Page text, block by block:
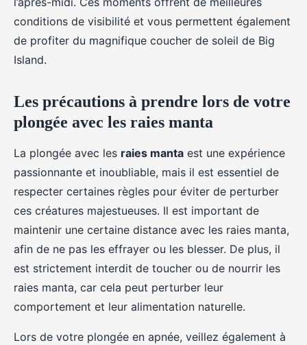
conditions de visibilité et vous permettent également
de profiter du magnifique coucher de soleil de Big
Island.
Les précautions à prendre lors de votre
plongée avec les raies manta
La plongée avec les raies manta est une expérience
passionnante et inoubliable, mais il est essentiel de
respecter certaines règles pour éviter de perturber
ces créatures majestueuses. Il est important de
maintenir une certaine distance avec les raies manta,
afin de ne pas les effrayer ou les blesser. De plus, il
est strictement interdit de toucher ou de nourrir les
raies manta, car cela peut perturber leur
comportement et leur alimentation naturelle.
Lors de votre plongée en apnée, veillez également à